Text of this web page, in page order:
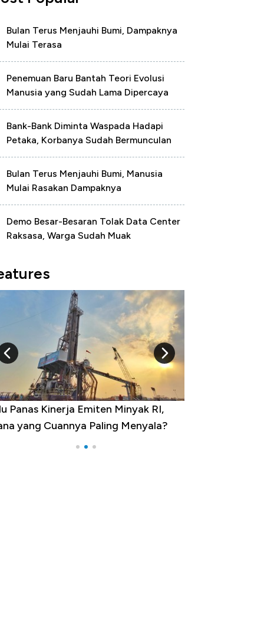
Bulan Terus Menjauhi Bumi, Dampaknya
Mulai Terasa
Penemuan Baru Bantah Teori Evolusi
Manusia yang Sudah Lama Dipercaya
Bank-Bank Diminta Waspada Hadapi
Petaka, Korbanya Sudah Bermunculan
Bulan Terus Menjauhi Bumi, Manusia
Mulai Rasakan Dampaknya
Demo Besar-Besaran Tolak Data Center
Raksasa, Warga Sudah Muak
RI,
10 Provinsi dengan Tingkat
Pengangguran Tertinggi, Ada Jakarta